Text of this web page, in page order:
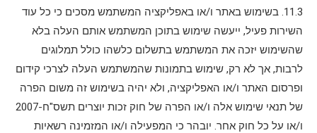
11.3. בשימוש באתר ו/או באפליקציה המשתמש מסכים כי כל עוד
השירות פעיל, ייעשה שימוש בתוכן המשתמש אותם העלה בלא
שהשימוש יזכה את המשתמש בתשלום כלשהו כולל תמלוגים
לרבות, אך לא רק, שימוש בתמונות שהמשתמש העלה לצרכי קידום
ופרסום האתר ו/או האפליקציה, ולא יהיה בשימוש זה משום הפרה
של תנאי שימוש אלה ו/או הפרה של חוק זכות יוצרים תשס"ח-2007
ו/או על כל חוק אחר. יובהר כי המפעילה ו/או המזמינה רשאיות